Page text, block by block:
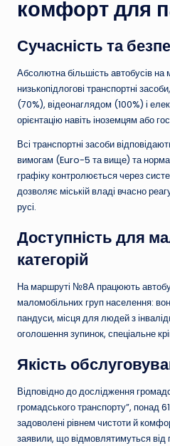
комфорт для
Сучасність та
Абсолютна більшість автобусів
низькопідлогові транспортні
(70%), відеонаглядом (100%) і
орієнтацію навіть іноземцям або
Всі транспортні засоби
вимогам (Euro-5 та вище) та
графіку контролюється через
дозволяє міській владі вчасно
русі.
Доступність для
категорій
На маршруті №8А працюють
маломобільних груп населення:
пандуси, місця для людей з
оголошення зупинок, спеціальне
Якість
Відповідно до дослідження
громадського транспорту”, понад
задоволені рівнем чистоти й
заявили, що відмовлятимуться від